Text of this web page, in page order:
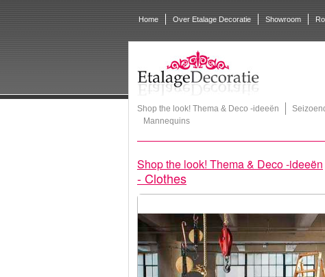
Home Over Etalage Decoratie Showroom
Shop the look! Thema & Deco -ideeën
Mannequins
Shop the look! Thema & Deco -ideeën
- Clothes